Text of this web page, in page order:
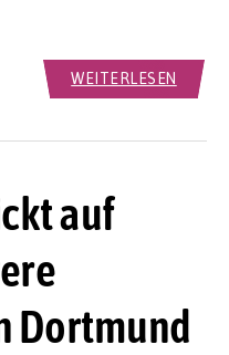
WEITERLESEN
auf
Dortmund